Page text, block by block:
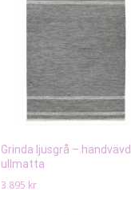
Grinda ljusgrå – handvävd
ullmatta
3 895 kr